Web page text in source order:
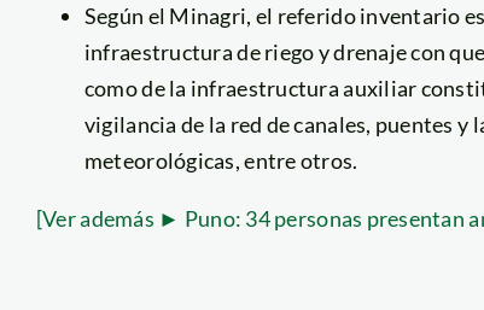
Según el Minagri, el referido inventario
infraestructura de riego y drenaje con
como de la infraestructura auxiliar
vigilancia de la red de canales, puentes
meteorológicas, entre otros.
[Ver además ► Puno: 34 personas presentan